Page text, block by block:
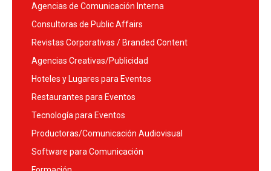
Agencias de Comunicación Interna
Consultoras de Public Affairs
Revistas Corporativas / Branded Content
Agencias Creativas/Publicidad
Hoteles y Lugares para Eventos
Restaurantes para Eventos
Tecnología para Eventos
Productoras/Comunicación Audiovisual
Software para Comunicación